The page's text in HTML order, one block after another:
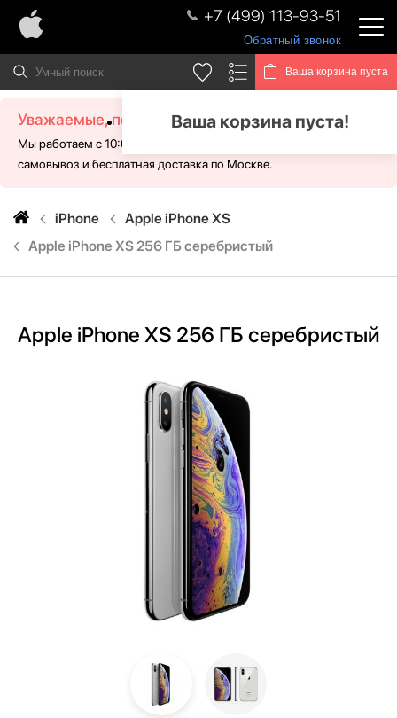
+7 (499) 113-93-51
Обратный звонок
Ваша корзина пуста
Ваша корзина пуста!
Уважаемые, посетители!
Мы работаем с 10:00 - 21:00 без выходных. Для Вас доступен
самовывоз и бесплатная доставка по Москве.
iPhone
Apple iPhone XS
Apple iPhone XS 256 ГБ серебристый
Apple iPhone XS 256 ГБ серебристый